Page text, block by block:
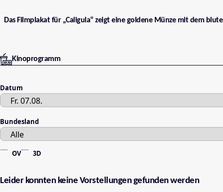
Das Filmplakat für „Caligula“ zeigt eine goldene Münze mit dem
Kinoprogramm
Datum
Bundesland
OV 3D
Leider konnten keine Vorstellungen gefunden werden